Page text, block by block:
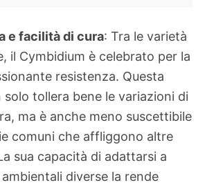
e facilità di cura: Tra le varietà
il Cymbidium è celebrato per la
resistenza. Questa
solo tollera bene le variazioni di
ma è anche meno suscettibile
comuni che affliggono altre
sua capacità di adattarsi a
diverse la rende